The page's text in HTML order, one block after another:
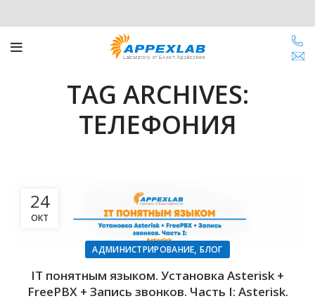
TAG ARCHIVES:
ТЕЛЕФОНИЯ
24
ОКТ
АДМИНИСТРИРОВАНИЕ,БЛОГ
IT понятным языком. Установка Asterisk +
FreePBX + Запись звонков. Часть I: Asterisk.